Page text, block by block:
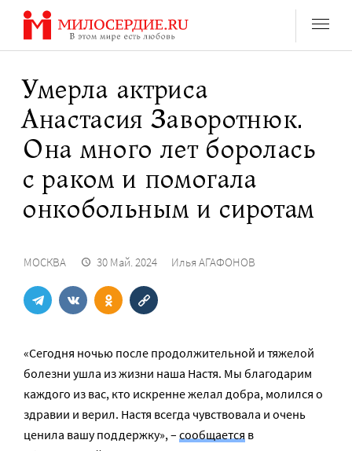
Перейти
содержанию
Умерла актриса
Анастасия Заворотнюк.
Она много лет боролась
с раком и помогала
онкобольным и сиротам
МОСКВА 30 Май. 2024 Илья АГАФОНОВ
«Сегодня ночью после продолжительной и тяжелой
болезни ушла из жизни наша Настя. Мы благодарим
каждого из вас, кто искренне желал добра, молился о
здравии и верил. Настя всегда чувствовала и очень
ценила вашу поддержку», – сообщается в